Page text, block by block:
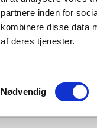
partnere inden for
kombinere disse data
af deres tjenester.
Samtykkevalg
Nødvendig
VELKOMMEN OM